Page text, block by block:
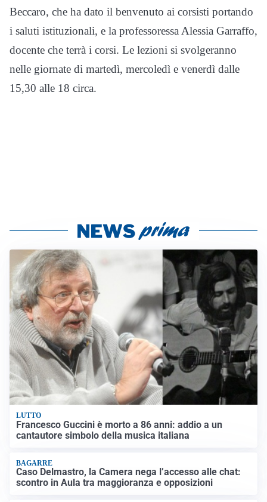
Beccaro, che ha dato il benvenuto ai corsisti portando
i saluti istituzionali, e la professoressa Alessia Garraffo,
docente che terrà i corsi. Le lezioni si svolgeranno
nelle giornate di martedì, mercoledì e venerdì dalle
15,30 alle 18 circa.
LUTTO
Francesco Guccini è morto a 86 anni: addio a un
cantautore simbolo della musica italiana
BAGARRE
Caso Delmastro, la Camera nega l’accesso alle chat:
scontro in Aula tra maggioranza e opposizioni